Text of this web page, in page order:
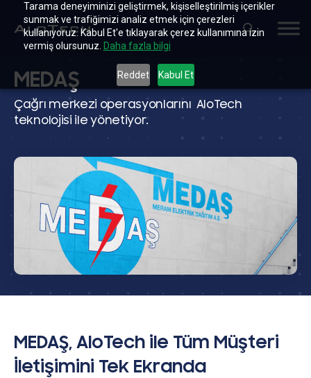
Tarama deneyiminizi geliştirmek, kişiselleştirilmiş içerikler
sunmak ve trafiğimizi analiz etmek için çerezleri
kullanıyoruz. Kabul Et'e tıklayarak çerez kullanımına izin
vermiş olursunuz. Daha fazla bilgi
Reddet Kabul Et
MEDAŞ
Çağrı merkezi operasyonlarını AloTech
teknolojisi ile yönetiyor.
MEDAŞ, AloTech ile Tüm Müşteri
İletişimini Tek Ekranda